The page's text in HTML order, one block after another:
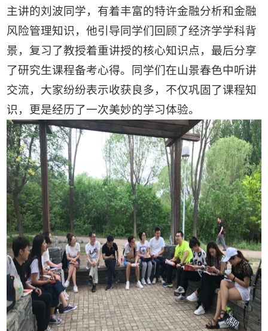
主讲的刘波同学，有着丰富的特许金融分析和金融
风险管理知识，他引导同学们回顾了经济学学科背
景，复习了教授着重讲授的核心知识点，最后分享
了研究生课程备考心得。同学们在山景春色中听讲
交流，大家纷纷表示收获良多，不仅巩固了课程知
识，更是经历了一次美妙的学习体验。